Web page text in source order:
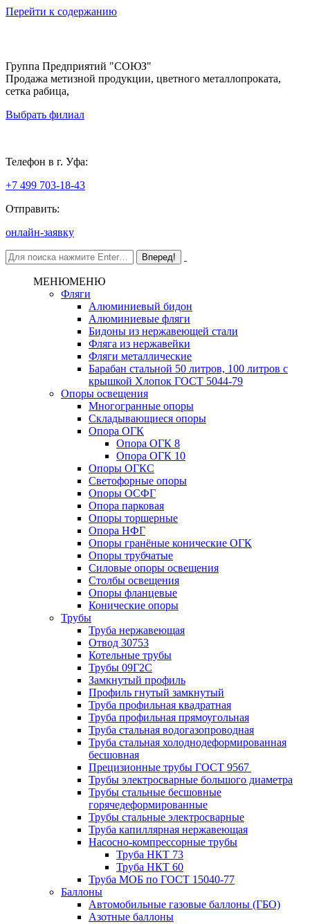
Перейти к содержанию
Группа Предприятий "СОЮЗ"
Продажа метизной продукции, цветного металлопроката,
сетка рабица,
Выбрать филиал
Телефон в г. Уфа:
+7 499 703-18-43
Отправить:
онлайн-заявку
МЕНЮМЕНЮ
Фляги
Алюминиевый бидон
Алюминиевые фляги
Бидоны из нержавеющей стали
Фляга из нержавейки
Фляги металлические
Барабан стальной 50 литров, 100 литров с
крышкой Хлопок ГОСТ 5044-79
Опоры освещения
Многогранные опоры
Складывающиеся опоры
Опора ОГК
Опора ОГК 8
Опора ОГК 10
Опоры ОГКС
Светофорные опоры
Опоры ОСФГ
Опора парковая
Опоры торшерные
Опора НФГ
Опоры гранёные конические ОГК
Опоры трубчатые
Силовые опоры освещения
Столбы освещения
Опоры фланцевые
Конические опоры
Трубы
Труба нержавеющая
Отвод 30753
Котельные трубы
Трубы 09Г2С
Замкнутый профиль
Профиль гнутый замкнутый
Труба профильная квадратная
Труба профильная прямоугольная
Труба стальная водогазопроводная
Труба стальная холоднодеформированная
бесшовная
Прецизионные трубы ГОСТ 9567
Трубы электросварные большого диаметра
Трубы стальные бесшовные
горячедеформированные
Трубы стальные электросварные
Труба капиллярная нержавеющая
Насосно-компрессорные трубы
Труба НКТ 73
Труба НКТ 60
Труба МОБ по ГОСТ 15040-77
Баллоны
Автомобильные газовые баллоны (ГБО)
Азотные баллоны